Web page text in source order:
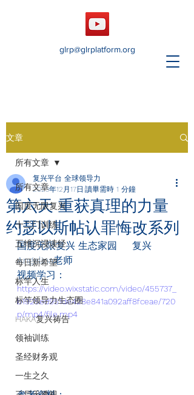
glrp@glrplatform.org
文章
所有文章
国度无限复兴
十二门训练
五维沉浸读经
每日新希望
标竿人生
标竿领导力生态圈
HAKA复兴祷告
领袖训练
圣经财务观
一生之久
所有文章
第六天 重获真理的力量
约瑟以斯帖认罪悔改系列
复兴平台 全球领导力
2023年12月17日 讀畢需時 1 分鐘
国度无限复兴 生态家园     复兴
Angelina老师
视频学习：
https://video.wixstatic.com/video/455737_
b1925ed951de428e841a092aff8fceae/720
p/mp4/file.mp4